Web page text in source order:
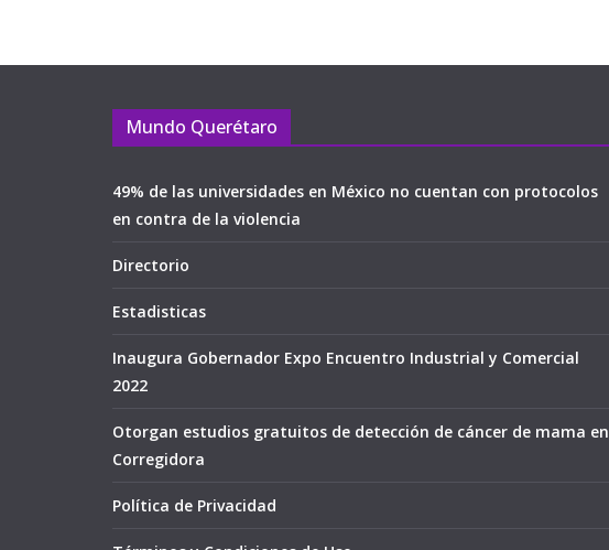
Mundo Querétaro
49% de las universidades en México no cuentan con protocolos
en contra de la violencia
Directorio
Estadisticas
Inaugura Gobernador Expo Encuentro Industrial y Comercial
2022
Otorgan estudios gratuitos de detección de cáncer de mama en
Corregidora
Política de Privacidad